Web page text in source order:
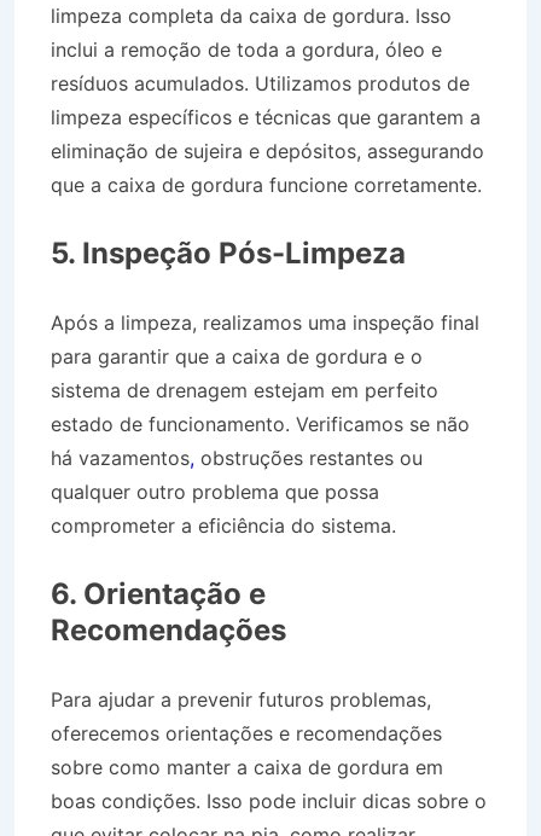
limpeza completa da caixa de gordura. Isso
inclui a remoção de toda a gordura, óleo e
resíduos acumulados. Utilizamos produtos de
limpeza específicos e técnicas que garantem a
eliminação de sujeira e depósitos, assegurando
que a caixa de gordura funcione corretamente.
5. Inspeção Pós-Limpeza
Após a limpeza, realizamos uma inspeção final
para garantir que a caixa de gordura e o
sistema de drenagem estejam em perfeito
estado de funcionamento. Verificamos se não
há vazamentos, obstruções restantes ou
qualquer outro problema que possa
comprometer a eficiência do sistema.
6. Orientação e
Recomendações
Para ajudar a prevenir futuros problemas,
oferecemos orientações e recomendações
sobre como manter a caixa de gordura em
boas condições. Isso pode incluir dicas sobre o